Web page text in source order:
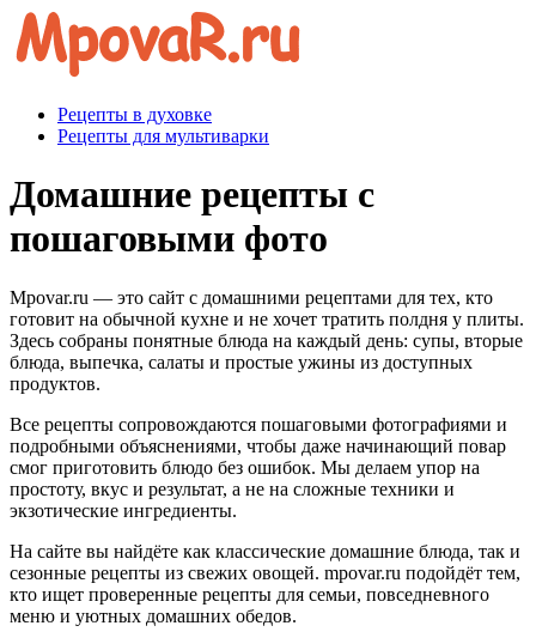
Перейти
контенту
Рецепты в духовке
Рецепты для мультиварки
Домашние рецепты с
пошаговыми фото
Mpovar.ru — это сайт с домашними рецептами для тех, кто
готовит на обычной кухне и не хочет тратить полдня у плиты.
Здесь собраны понятные блюда на каждый день: супы, вторые
блюда, выпечка, салаты и простые ужины из доступных
продуктов.
Все рецепты сопровождаются пошаговыми фотографиями и
подробными объяснениями, чтобы даже начинающий повар
смог приготовить блюдо без ошибок. Мы делаем упор на
простоту, вкус и результат, а не на сложные техники и
экзотические ингредиенты.
На сайте вы найдёте как классические домашние блюда, так и
сезонные рецепты из свежих овощей. mpovar.ru подойдёт тем,
кто ищет проверенные рецепты для семьи, повседневного
меню и уютных домашних обедов.